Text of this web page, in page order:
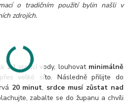
o tradičním použití bylin našli v
zdrojích.
1 lvroucí vody, louhovat minimálně
velké síto. Následně přilijte do
20 minut, srdce musí zůstat nad
zabalte se do županu a chvíli